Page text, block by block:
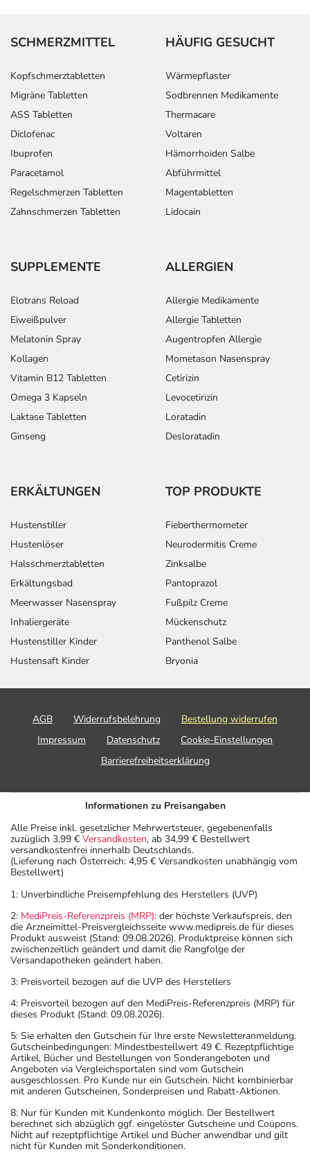
SCHMERZMITTEL
Kopfschmerztabletten
Migräne Tabletten
ASS Tabletten
Diclofenac
Ibuprofen
Paracetamol
Regelschmerzen Tabletten
Zahnschmerzen Tabletten
HÄUFIG GESUCHT
Wärmepflaster
Sodbrennen Medikamente
Thermacare
Voltaren
Hämorrhoiden Salbe
Abführmittel
Magentabletten
Lidocain
SUPPLEMENTE
Elotrans Reload
Eiweißpulver
Melatonin Spray
Kollagen
Vitamin B12 Tabletten
Omega 3 Kapseln
Laktase Tabletten
Ginseng
ALLERGIEN
Allergie Medikamente
Allergie Tabletten
Augentropfen Allergie
Mometason Nasenspray
Cetirizin
Levocetirizin
Loratadin
Desloratadin
ERKÄLTUNGEN
Hustenstiller
Hustenlöser
Halsschmerztabletten
Erkältungsbad
Meerwasser Nasenspray
Inhaliergeräte
Hustenstiller Kinder
Hustensaft Kinder
TOP PRODUKTE
Fieberthermometer
Neurodermitis Creme
Zinksalbe
Pantoprazol
Fußpilz Creme
Mückenschutz
Panthenol Salbe
Bryonia
AGB Widerrufsbelehrung
Bestellung widerrufen
Impressum
Datenschutz
Cookie-Einstellungen
Barrierefreiheitserklärung
Informationen zu Preisangaben
Alle Preise inkl. gesetzlicher Mehrwertsteuer, gegebenenfalls
zuzüglich 3,99 € Versandkosten, ab 34,99 € Bestellwert
versandkostenfrei innerhalb Deutschlands.
(Lieferung nach Österreich: 4,95 € Versandkosten unabhängig vom
Bestellwert)
1: Unverbindliche Preisempfehlung des Herstellers (UVP)
2: MediPreis-Referenzpreis (MRP): der höchste Verkaufspreis, den
die Arzneimittel-Preisvergleichsseite www.medipreis.de für dieses
Produkt ausweist (Stand: 09.08.2026). Produktpreise können sich
zwischenzeitlich geändert und damit die Rangfolge der
Versandapotheken geändert haben.
3: Preisvorteil bezogen auf die UVP des Herstellers
4: Preisvorteil bezogen auf den MediPreis-Referenzpreis (MRP) für
dieses Produkt (Stand: 09.08.2026).
5: Sie erhalten den Gutschein für Ihre erste Newsletteranmeldung.
Gutscheinbedingungen: Mindestbestellwert 49 €. Rezeptpflichtige
Artikel, Bücher und Bestellungen von Sonderangeboten und
Angeboten via Vergleichsportalen sind vom Gutschein
ausgeschlossen. Pro Kunde nur ein Gutschein. Nicht kombinierbar
mit anderen Gutscheinen, Sonderpreisen und Rabatt-Aktionen.
8: Nur für Kunden mit Kundenkonto möglich. Der Bestellwert
berechnet sich abzüglich ggf. eingelöster Gutscheine und Coupons.
Nicht auf rezeptpflichtige Artikel und Bücher anwendbar und gilt
nicht für Kunden mit Sonderkonditionen.